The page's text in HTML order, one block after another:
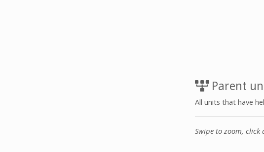
Parent
All units that have
Swipe to zoom, click